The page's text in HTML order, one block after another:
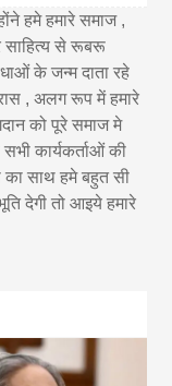
हमे हमारे समाज ,
साहित्य से रूबरू
के जन्म दाता रहे
, अलग रूप में हमारे
को पूरे समाज मे
कार्यकर्ताओं की
साथ हमे बहुत सी
देगी तो आइये हमारे